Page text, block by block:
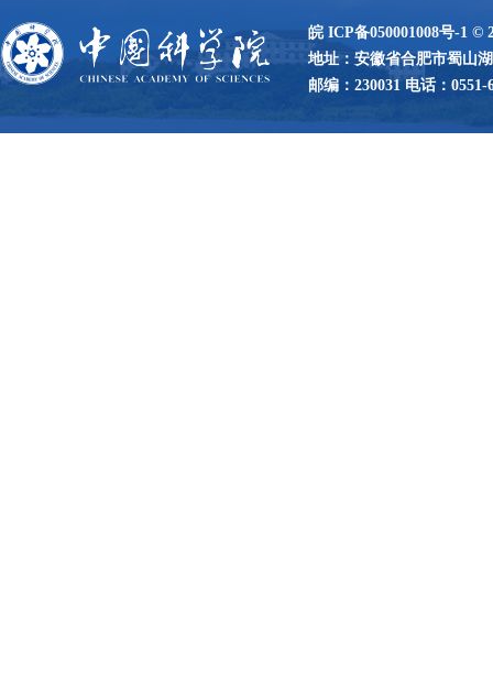
皖 ICP备050001008号-1 ©
地址：安徽省合肥市蜀山
邮编：230031 电话：